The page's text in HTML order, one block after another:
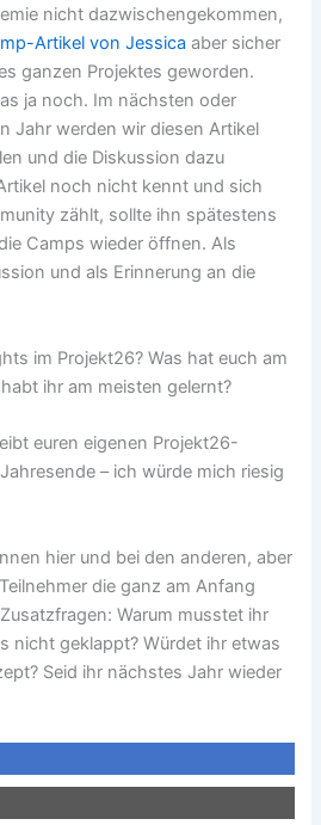
nicht dazwischengekommen,
Artikel von Jessica aber sicher
ganzen Projektes geworden.
ja noch. Im nächsten oder
Jahr werden wir diesen Artikel
und die Diskussion dazu
noch nicht kennt und sich
zählt, sollte ihn spätestens
Camps wieder öffnen. Als
und als Erinnerung an die
im Projekt26? Was hat euch am
ihr am meisten gelernt?
euren eigenen Projekt26-
– ich würde mich riesig
hier und bei den anderen, aber
die ganz am Anfang
Warum musstet ihr
nicht geklappt? Würdet ihr etwas
Seid ihr nächstes Jahr wieder